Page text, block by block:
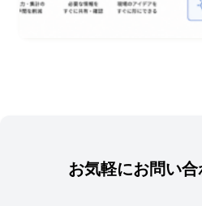
お気軽にお問い